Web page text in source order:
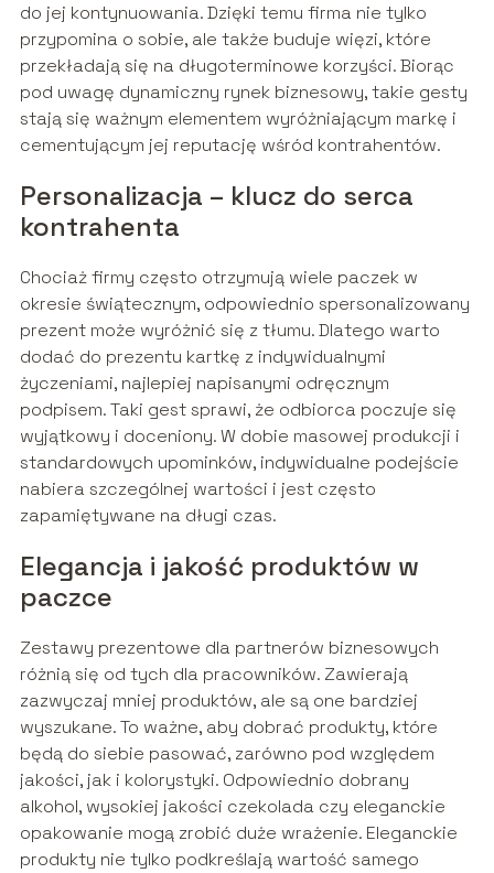
do jej kontynuowania. Dzięki temu firma nie tylko
przypomina o sobie, ale także buduje więzi, które
przekładają się na długoterminowe korzyści. Biorąc
pod uwagę dynamiczny rynek biznesowy, takie gesty
stają się ważnym elementem wyróżniającym markę i
cementującym jej reputację wśród kontrahentów.
Personalizacja – klucz do serca
kontrahenta
Chociaż firmy często otrzymują wiele paczek w
okresie świątecznym, odpowiednio spersonalizowany
prezent może wyróżnić się z tłumu. Dlatego warto
dodać do prezentu kartkę z indywidualnymi
życzeniami, najlepiej napisanymi odręcznym
podpisem. Taki gest sprawi, że odbiorca poczuje się
wyjątkowy i doceniony. W dobie masowej produkcji i
standardowych upominków, indywidualne podejście
nabiera szczególnej wartości i jest często
zapamiętywane na długi czas.
Elegancja i jakość produktów w
paczce
Zestawy prezentowe dla partnerów biznesowych
różnią się od tych dla pracowników. Zawierają
zazwyczaj mniej produktów, ale są one bardziej
wyszukane. To ważne, aby dobrać produkty, które
będą do siebie pasować, zarówno pod względem
jakości, jak i kolorystyki. Odpowiednio dobrany
alkohol, wysokiej jakości czekolada czy eleganckie
opakowanie mogą zrobić duże wrażenie. Eleganckie
produkty nie tylko podkreślają wartość samego